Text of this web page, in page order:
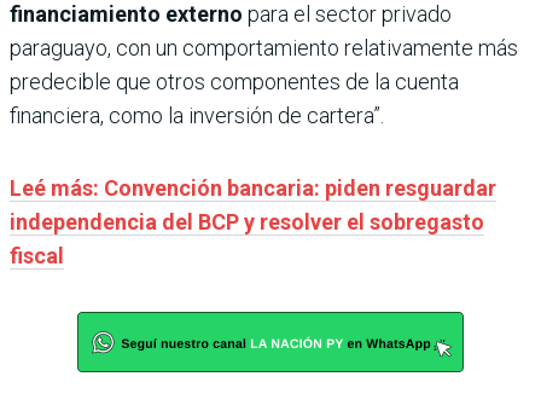
financiamiento externo para el sector privado
paraguayo, con un comportamiento relativamente más
predecible que otros componentes de la cuenta
financiera, como la inversión de cartera”.
Leé más: Convención bancaria: piden resguardar
independencia del BCP y resolver el sobregasto
fiscal